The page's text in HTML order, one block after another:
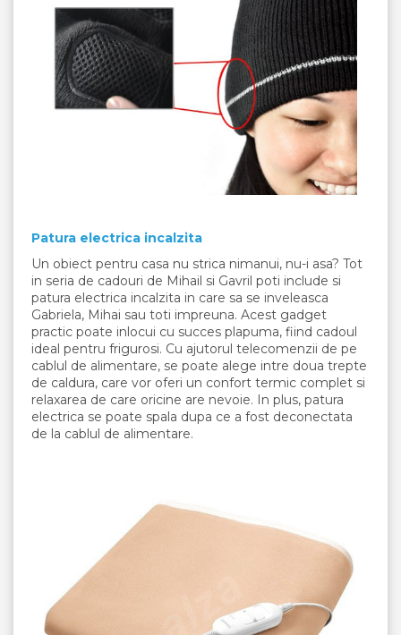
Patura electrica incalzita
Un obiect pentru casa nu strica nimanui, nu-i asa? Tot
in seria de cadouri de Mihail si Gavril poti include si
patura electrica incalzita in care sa se inveleasca
Gabriela, Mihai sau toti impreuna. Acest gadget
practic poate inlocui cu succes plapuma, fiind cadoul
ideal pentru frigurosi. Cu ajutorul telecomenzii de pe
cablul de alimentare, se poate alege intre doua trepte
de caldura, care vor oferi un confort termic complet si
relaxarea de care oricine are nevoie. In plus, patura
electrica se poate spala dupa ce a fost deconectata
de la cablul de alimentare.